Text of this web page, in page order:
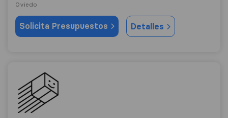
Oviedo
Solicita Presupuestos Detalles
MoveAstur